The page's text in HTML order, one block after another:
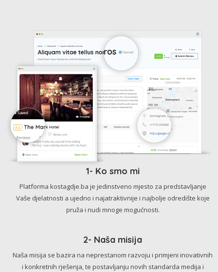
1- Ko smo mi
Platforma kostagdje.ba je jedinstveno mjesto za predstavljanje
Vaše djelatnosti a ujedno i najatraktivnije i najbolje odredište koje
pruža i nudi mnoge mogućnosti.
2- Naša misija
Naša misija se bazira na neprestanom razvoju i primjeni inovativnih
i konkretnih rješenja, te postavljanju novih standarda medija i